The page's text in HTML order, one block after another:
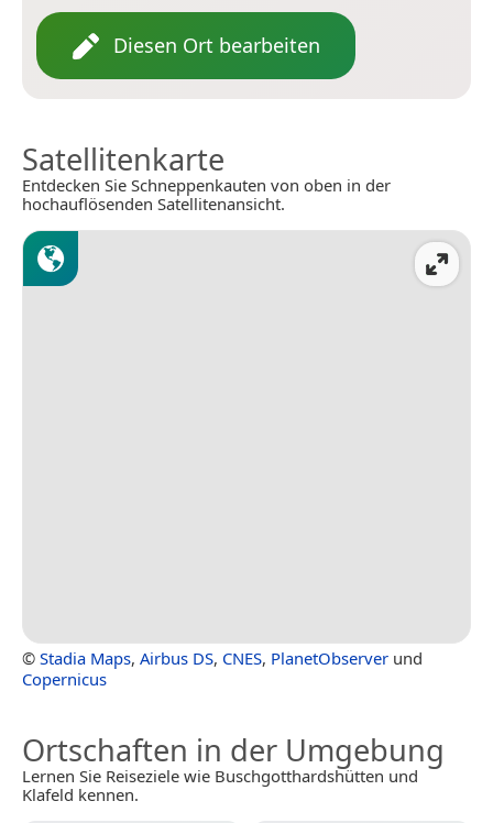
Diesen Ort bearbeiten
Satellitenkarte
Entdecken Sie Schneppenkauten von oben in der
hochauflösenden Satellitenansicht.
© Stadia Maps, Airbus DS, CNES, PlanetObserver und
Copernicus
Ortschaften in der Umgebung
Lernen Sie Reiseziele wie Buschgotthardshütten und
Klafeld kennen.